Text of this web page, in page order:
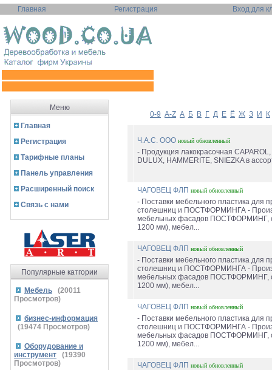
Главная Регистрация Вход для
Меню
Главная
Регистрация
Тарифные планы
Панель управления
Расширенный поиск
Связь с нами
Популярные катгории
Мебель (20011
Просмотров)
бизнес-информация
(19474 Просмотров)
Оборудование и
инструмент
(19390
Просмотров)
0-9 A-Z А Б В Г Д Е Ё Ж З И К
Ч.А.С. ООО новый обновленный
- Продукция лакокрасочная CAPAROL,
DULUX, HAMMERITE, SNIEZKA в
ЧАГОВЕЦ ФЛП новый обновленный
- Поставки мебельного пластика для
столешниц и ПОСТФОРМИНГА -
мебельных фасадов ПОСТФОРМИНГ,
1200 мм), мебел...
ЧАГОВЕЦ ФЛП новый обновленный
- Поставки мебельного пластика для
столешниц и ПОСТФОРМИНГА -
мебельных фасадов ПОСТФОРМИНГ,
1200 мм), мебел...
ЧАГОВЕЦ ФЛП новый обновленный
- Поставки мебельного пластика для
столешниц и ПОСТФОРМИНГА -
мебельных фасадов ПОСТФОРМИНГ,
1200 мм), мебел...
ЧАГОВЕЦ ФЛП новый обновленный